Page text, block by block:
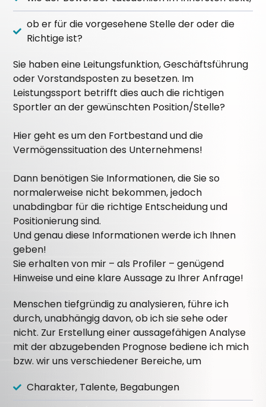
ob er für die vorgesehene Stelle der oder die
Richtige ist?
Sie haben eine Leitungsfunktion, Geschäftsführung
oder Vorstandsposten zu besetzen. Im
Leistungssport betrifft dies auch die richtigen
Sportler an der gewünschten Position/Stelle?
Hier geht es um den Fortbestand und die
Vermögenssituation des Unternehmens!
Dann benötigen Sie Informationen, die Sie so
normalerweise nicht bekommen, jedoch
unabdingbar für die richtige Entscheidung und
Positionierung sind.
Und genau diese Informationen werde ich Ihnen
geben!
Sie erhalten von mir – als Profiler – genügend
Hinweise und eine klare Aussage zu Ihrer Anfrage!
Menschen tiefgründig zu analysieren, führe ich
durch, unabhängig davon, ob ich sie sehe oder
nicht. Zur Erstellung einer aussagefähigen Analyse
mit der abzugebenden Prognose bediene ich mich
bzw. wir uns verschiedener Bereiche, um
Charakter, Talente, Begabungen